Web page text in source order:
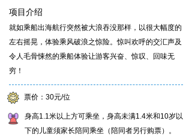
身高1.1米以上方可乘坐，身高未满1.4米和10岁以
下的儿童须家长陪同乘坐（陪同者另行购票）。
票价：30元/位
就如乘船出海航行突然被大浪吞没那样，以很大幅度的
左右摇晃，体验乘风破浪之惊险。惊叫欢呼的交汇声及
令人毛骨悚然的乘船体验让游客兴奋、惊叹、回味无
穷！
项目介绍